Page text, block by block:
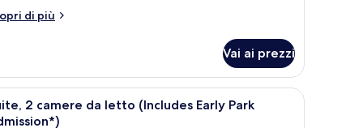
di più
Vai ai prezzi
una sedia e una televisione.Una camera d'albergo con un letto, una
7
2 camere da letto (Includes Early Park